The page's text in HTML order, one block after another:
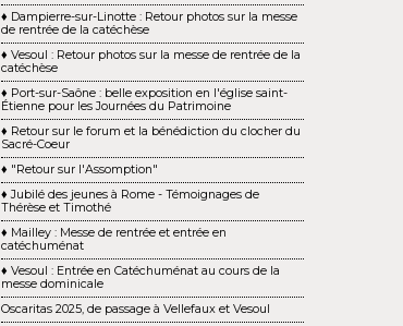
♦ Dampierre-sur-Linotte : Retour photos sur la messe
de rentrée de la catéchèse
♦ Vesoul : Retour photos sur la messe de rentrée de la
catéchèse
♦ Port-sur-Saône : belle exposition en l'église saint-
Étienne pour les Journées du Patrimoine
♦ Retour sur le forum et la bénédiction du clocher du
Sacré-Coeur
♦ "Retour sur l'Assomption"
♦ Jubilé des jeunes à Rome - Témoignages de
Thérèse et Timothé
♦ Mailley : Messe de rentrée et entrée en
catéchuménat
♦ Vesoul : Entrée en Catéchuménat au cours de la
messe dominicale
Oscaritas 2025, de passage à Vellefaux et Vesoul